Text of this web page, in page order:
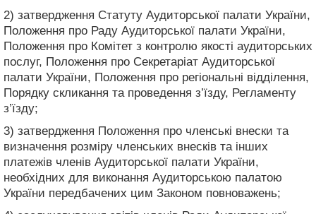
2) затвердження Статуту Аудиторської палати України,
Положення про Раду Аудиторської палати України,
Положення про Комітет з контролю якості аудиторських
послуг, Положення про Секретаріат Аудиторської
палати України, Положення про регіональні відділення,
Порядку скликання та проведення з’їзду, Регламенту
з’їзду;
3) затвердження Положення про членські внески та
визначення розміру членських внесків та інших
платежів членів Аудиторської палати України,
необхідних для виконання Аудиторською палатою
України передбачених цим Законом повноважень;